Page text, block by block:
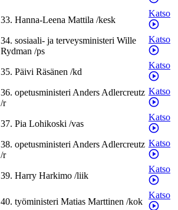
33. Hanna-Leena Mattila /kesk
Katso
34. sosiaali- ja terveysministeri Wille
Rydman /ps
Katso
35. Päivi Räsänen /kd
Katso
36. opetusministeriAndersAdlercreutz
/r
Katso
37. Pia Lohikoski /vas
Katso
38. opetusministeriAndersAdlercreutz
/r
Katso
39. Harry Harkimo /liik
Katso
40. työministeri Matias Marttinen /kok
Katso